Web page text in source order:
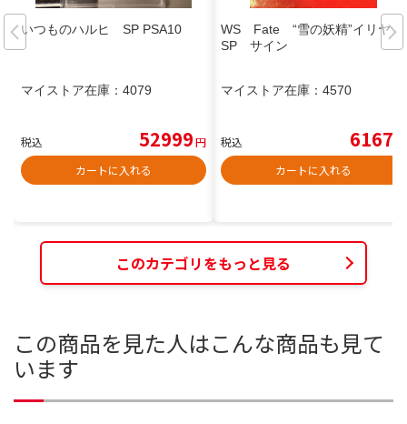
いつものハルヒ SP PSA10
マイストア在庫： 4079
税込 52999円
カートに入れる
WS Fate “雪の妖精”イリヤ
SP サイン
マイストア在庫： 4570
税込 6167
カートに入れる
このカテゴリをもっと見る
この商品を見た人はこんな商品も見て
います